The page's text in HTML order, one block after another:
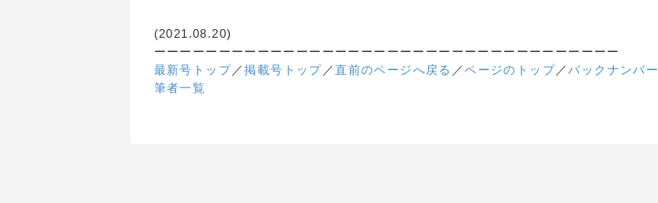
(2021.08.20)
ーーーーーーーーーーーーーーーーーーーーーーーーーーーーーーーーーーーー
最新号トップ／掲載号トップ／直前のページへ戻る ／ページのトップ／バックナンバー
筆者一覧